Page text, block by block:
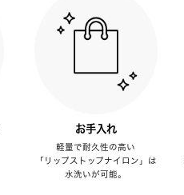
お手入れ
軽量で耐久性の高い
「リップストップナイロン」は
水洗いが可能。